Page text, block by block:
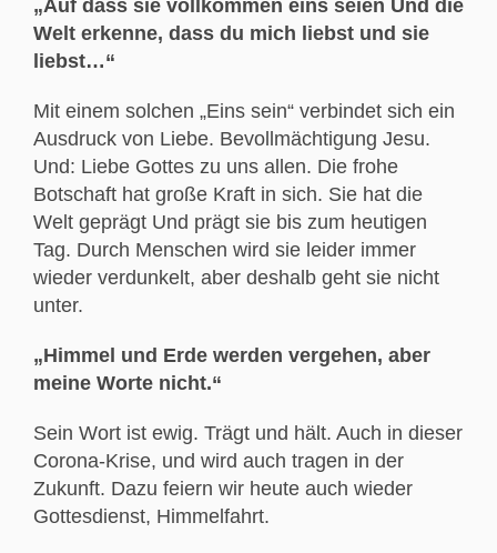
„Auf dass sie vollkommen eins seien Und die
Welt erkenne, dass du mich liebst und sie
liebst…“
Mit einem solchen „Eins sein“ verbindet sich ein
Ausdruck von Liebe. Bevollmächtigung Jesu.
Und: Liebe Gottes zu uns allen. Die frohe
Botschaft hat große Kraft in sich. Sie hat die
Welt geprägt Und prägt sie bis zum heutigen
Tag. Durch Menschen wird sie leider immer
wieder verdunkelt, aber deshalb geht sie nicht
unter.
„Himmel und Erde werden vergehen, aber
meine Worte nicht.“
Sein Wort ist ewig. Trägt und hält. Auch in dieser
Corona-Krise, und wird auch tragen in der
Zukunft. Dazu feiern wir heute auch wieder
Gottesdienst, Himmelfahrt.